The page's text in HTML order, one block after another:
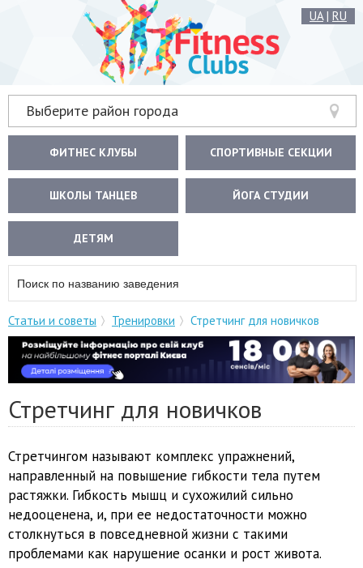
UA| RU
Выберите район города
ФИТНЕС КЛУБЫ СПОРТИВНЫЕ СЕКЦИИ
ШКОЛЫ ТАНЦЕВ ЙОГА СТУДИИ
ДЕТЯМ
Статьи и советы Тренировки Стретчинг для новичков
Стретчинг для новичков
Стретчингом называют комплекс упражнений,
направленный на повышение гибкости тела путем
растяжки. Гибкость мышц и сухожилий сильно
недооценена, и, при ее недостаточности можно
столкнуться в повседневной жизни с такими
проблемами как нарушение осанки и рост живота.